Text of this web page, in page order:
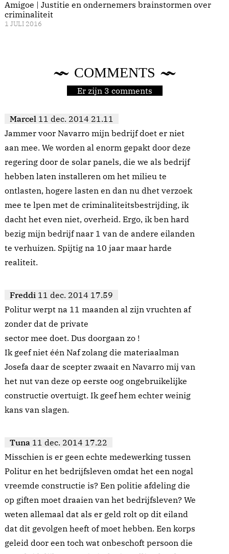
Amigoe | Justitie en ondernemers brainstormen over
criminaliteit
1 JULI 2016
COMMENTS
Er zijn 3 comments
Marcel 11 dec. 2014 21.11
Jammer voor Navarro mijn bedrijf doet er niet
aan mee. We worden al enorm gepakt door deze
regering door de solar panels, die we als bedrijf
hebben laten installeren om het milieu te
ontlasten, hogere lasten en dan nu dhet verzoek
mee te lpen met de criminaliteitsbestrijding, ik
dacht het even niet, overheid. Ergo, ik ben hard
bezig mijn bedrijf naar 1 van de andere eilanden
te verhuizen. Spijtig na 10 jaar maar harde
realiteit.
Freddi 11 dec. 2014 17.59
Politur werpt na 11 maanden al zijn vruchten af
zonder dat de private
sector mee doet. Dus doorgaan zo !
Ik geef niet één Naf zolang die materiaalman
Josefa daar de scepter zwaait en Navarro mij van
het nut van deze op eerste oog ongebruikelijke
constructie overtuigt. Ik geef hem echter weinig
kans van slagen.
Tuna 11 dec. 2014 17.22
Misschien is er geen echte medewerking tussen
Politur en het bedrijfsleven omdat het een nogal
vreemde constructie is? Een politie afdeling die
op giften moet draaien van het bedrijfsleven? We
weten allemaal dat als er geld rolt op dit eiland
dat dit gevolgen heeft of moet hebben. Een korps
geleid door een toch wat onbeschoft persoon die